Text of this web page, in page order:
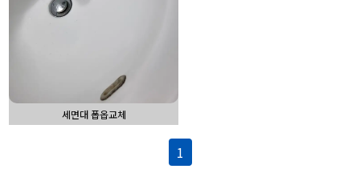
세면대 폽옵교체
1